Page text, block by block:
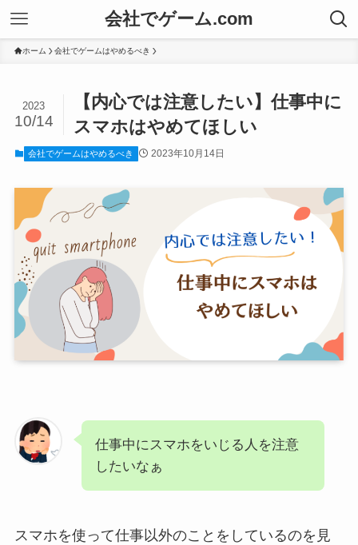
会社でゲーム.com
ホーム 会社でゲームはやめるべき
【内心では注意したい】仕事中に
スマホはやめてほしい
2023
10/14
会社でゲームはやめるべき 2023年10月14日
仕事中にスマホをいじる人を注意
したいなぁ
スマホを使って仕事以外のことをしているのを見